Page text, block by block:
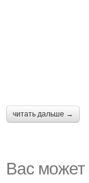
читать дальше →
Вас может